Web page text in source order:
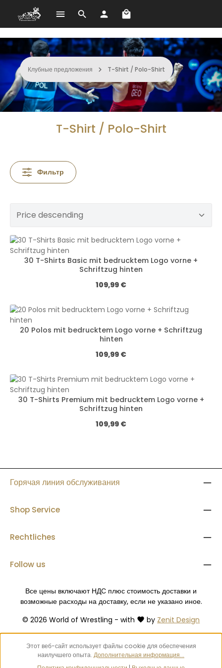
Перейти к основному содержанию В корзине 0 товаров.
Клубные предложения T-Shirt / Polo-Shirt
T-Shirt / Polo-Shirt
Фильтр
30 T-Shirts Basic mit bedrucktem Logo vorne +
Schriftzug hinten
Обычная цена:
109,99 €
20 Polos mit bedrucktem Logo vorne + Schriftzug
hinten
Обычная цена:
109,99 €
30 T-Shirts Premium mit bedrucktem Logo vorne +
Schriftzug hinten
Обычная цена:
109,99 €
Горячая линия обслуживания
Shop Service
Rechtliches
Follow us
© 2026 World of Wrestling - with by Zenit Design
Все цены включают НДС плюс стоимость доставки и
возможные расходы на доставку, если не указано иное.
Этот веб-сайт использует файлы cookie для обеспечения
наилучшего опыта. Дополнительная информация...